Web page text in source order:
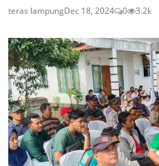
teras lampungDec 18, 2024 0 3.2k